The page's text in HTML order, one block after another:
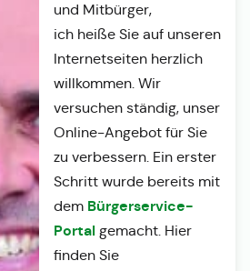
und Mitbürger,
ich heiße Sie auf unseren
Internetseiten herzlich
willkommen. Wir
versuchen ständig, unser
Online-Angebot für Sie
zu verbessern. Ein erster
Schritt wurde bereits mit
dem Bürgerservice-
Portalgemacht. Hier
finden Sie